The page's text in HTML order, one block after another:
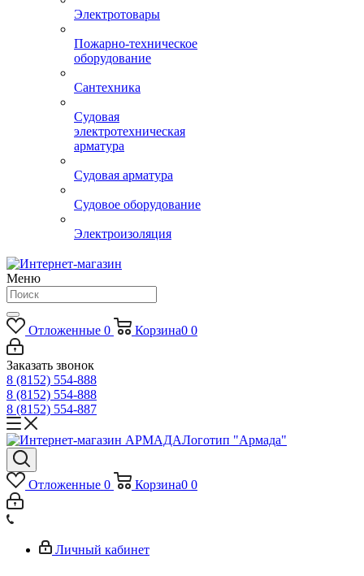
Электротовары
Пожарно-техническое
оборудование
Сантехника
Судовая
электротехническая
арматура
Судовая арматура
Судовое оборудование
Электроизоляция
Меню
Отложенные 0 Корзина0 0
Заказать звонок
8 (8152) 554-888
8 (8152) 554-888
8 (8152) 554-887
Логотип "Армада"
Отложенные 0 Корзина0 0
Личный кабинет